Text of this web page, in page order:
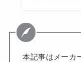
本記事はメーカ